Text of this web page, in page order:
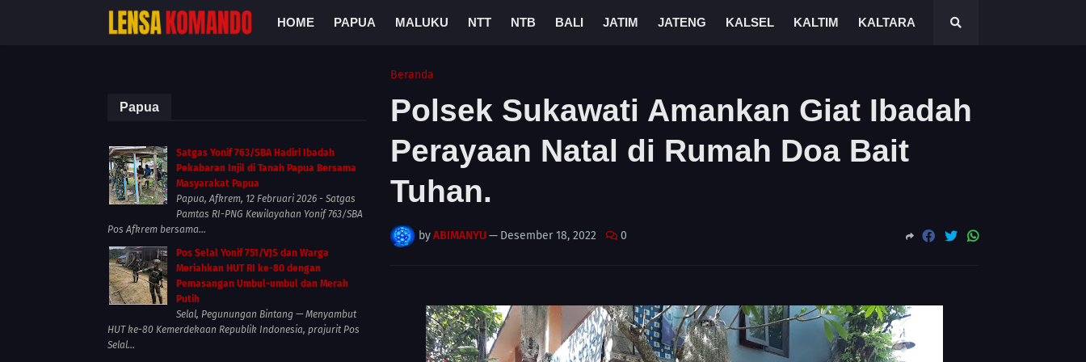
HOME PAPUA MALUKU NTT NTB BALI JATIM JATENG KALSEL KALTIM KALTARA
Beranda
Polsek Sukawati Amankan Giat Ibadah
Perayaan Natal di Rumah Doa Bait
Tuhan.
byABIMANYU— Desember 18, 2022 0
Papua
Satgas Yonif 763/SBA Hadiri Ibadah
Pekabaran Injil di Tanah Papua Bersama
Masyarakat Papua
Papua, Afkrem, 12 Februari 2026 - Satgas
Pamtas RI-PNG Kewilayahan Yonif 763/SBA
Pos Afkrem bersama...
Pos Selal Yonif 751/VJS dan Warga
Meriahkan HUT RI ke-80 dengan
Pemasangan Umbul-umbul dan Merah
Putih
Selal, Pegunungan Bintang — Menyambut
HUT ke-80 Kemerdekaan Republik Indonesia, prajurit Pos
Selal...